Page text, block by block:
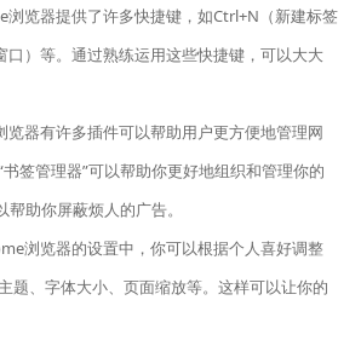
浏览器提供了许多快捷键，如Ctrl+N（新建标签
口）等。通过熟练运用这些快捷键，可以大大
览器有许多插件可以帮助用户更方便地管理网
签管理器”可以帮助你更好地组织和管理你的
助你屏蔽烦人的广告。
浏览器的设置中，你可以根据个人喜好调整
题、字体大小、页面缩放等。这样可以让你的